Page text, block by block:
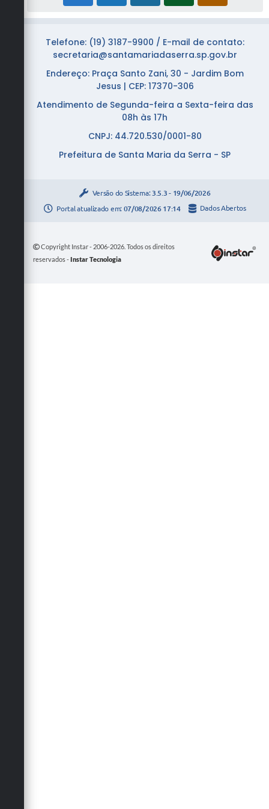
Telefone: (19) 3187-9900 / E-mail de contato:
secretaria@santamariadaserra.sp.gov.br
Endereço: Praça Santo Zani, 30 - Jardim Bom
Jesus | CEP: 17370-306
Atendimento de Segunda-feira a Sexta-feira das
08h às 17h
CNPJ: 44.720.530/0001-80
Prefeitura de Santa Maria da Serra - SP
Versão do Sistema: 3.5.3 - 19/06/2026
Portal atualizado em: 07/08/2026 17:14 Dados Abertos
Copyright Instar - 2006-2026. Todos os direitos
reservados -Instar Tecnologia